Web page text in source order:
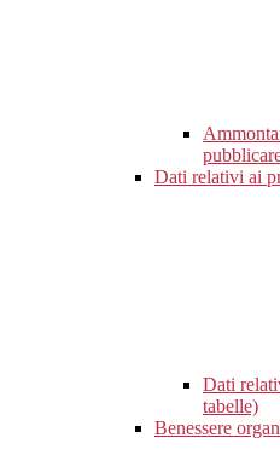
Dati relativi ai
Dati
tabelle)
Benessere